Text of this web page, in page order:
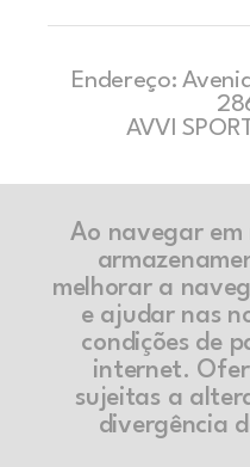
Endereço:
AVVI
Ao navegar
melhorar a
e ajudar nas
condições de
internet.
sujeitas a
divergência